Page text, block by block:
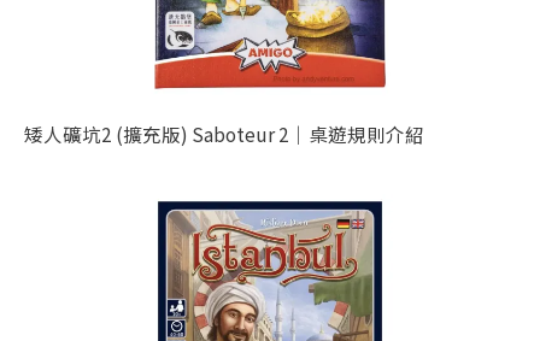
矮人礦坑2 (擴充版) Saboteur 2｜桌遊規則介紹